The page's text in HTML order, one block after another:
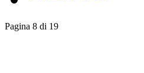
Pagina 8 di 19